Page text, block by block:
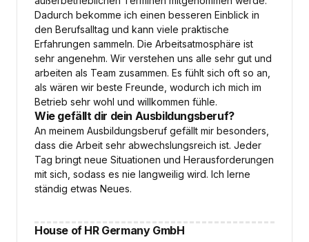
Dadurch bekomme ich einen besseren Einblick in
den Berufsalltag und kann viele praktische
Erfahrungen sammeln. Die Arbeitsatmosphäre ist
sehr angenehm. Wir verstehen uns alle sehr gut und
arbeiten als Team zusammen. Es fühlt sich oft so an,
als wären wir beste Freunde, wodurch ich mich im
Betrieb sehr wohl und willkommen fühle.
Wie gefällt dir dein Ausbildungsberuf?
An meinem Ausbildungsberuf gefällt mir besonders,
dass die Arbeit sehr abwechslungsreich ist. Jeder
Tag bringt neue Situationen und Herausforderungen
mit sich, sodass es nie langweilig wird. Ich lerne
ständig etwas Neues.
House of HR Germany GmbH